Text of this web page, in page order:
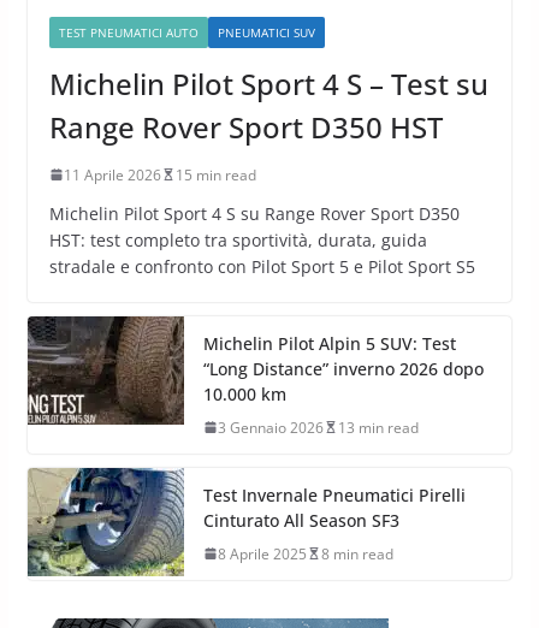
TEST PNEUMATICI AUTO PNEUMATICI SUV
Michelin Pilot Sport 4 S – Test su
Range Rover Sport D350 HST
11 Aprile 2026 15 min read
Michelin Pilot Sport 4 S su Range Rover Sport D350
HST: test completo tra sportività, durata, guida
stradale e confronto con Pilot Sport 5 e Pilot Sport S5
Michelin Pilot Alpin 5 SUV: Test
“Long Distance” inverno 2026 dopo
10.000 km
3 Gennaio 2026 13 min read
Test Invernale Pneumatici Pirelli
Cinturato All Season SF3
8 Aprile 2025 8 min read